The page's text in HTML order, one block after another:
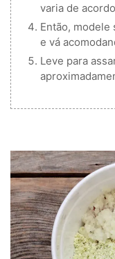
varia de
Então, modele
e vá
Leve para